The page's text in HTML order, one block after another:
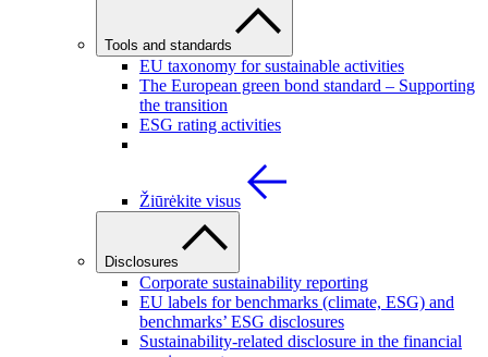
Tools and standards
EU taxonomy for sustainable activities
The European green bond standard – Supporting
the transition
ESG rating activities
Žiūrėkite visus
Disclosures
Corporate sustainability reporting
EU labels for benchmarks (climate, ESG) and
benchmarks’ ESG disclosures
Sustainability-related disclosure in the financial